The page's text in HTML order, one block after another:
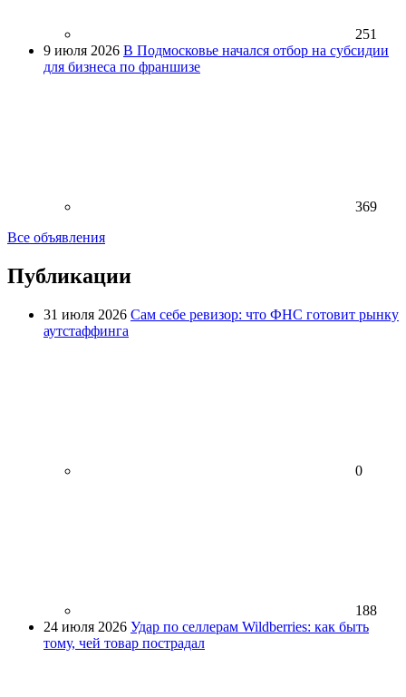
251
9 июля 2026 В Подмосковье начался отбор на субсидии
для бизнеса по франшизе
369
Все объявления
Публикации
31 июля 2026 Сам себе ревизор: что ФНС готовит рынку
аутстаффинга
0
188
24 июля 2026 Удар по селлерам Wildberries: как быть
тому, чей товар пострадал